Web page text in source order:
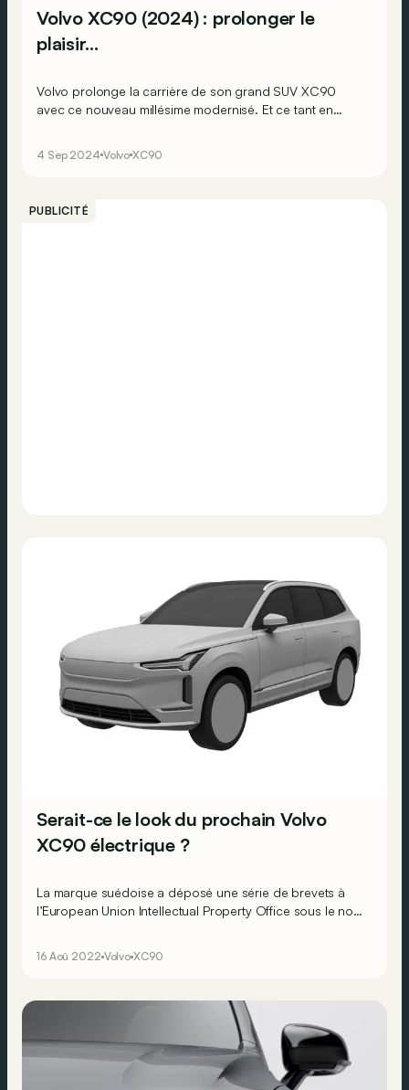
Volvo XC90 (2024) : prolonger le
plaisir…
Volvo prolonge la carrière de son grand SUV XC90
avec ce nouveau millésime modernisé. Et ce tant en
4 Sep 2024 Volvo XC90
PUBLICITÉ
Serait-ce le look du prochain Volvo
XC90 électrique ?
La marque suédoise a déposé une série de brevets à
l’European Union Intellectual Property Office sous le nom
16 Aoû 2022 Volvo XC90